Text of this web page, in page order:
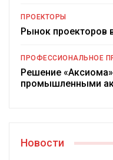
ПРОЕКТОРЫ
Рынок проекторов
ПРОФЕССИОНАЛЬНОЕ
Решение
промышленными
Новости